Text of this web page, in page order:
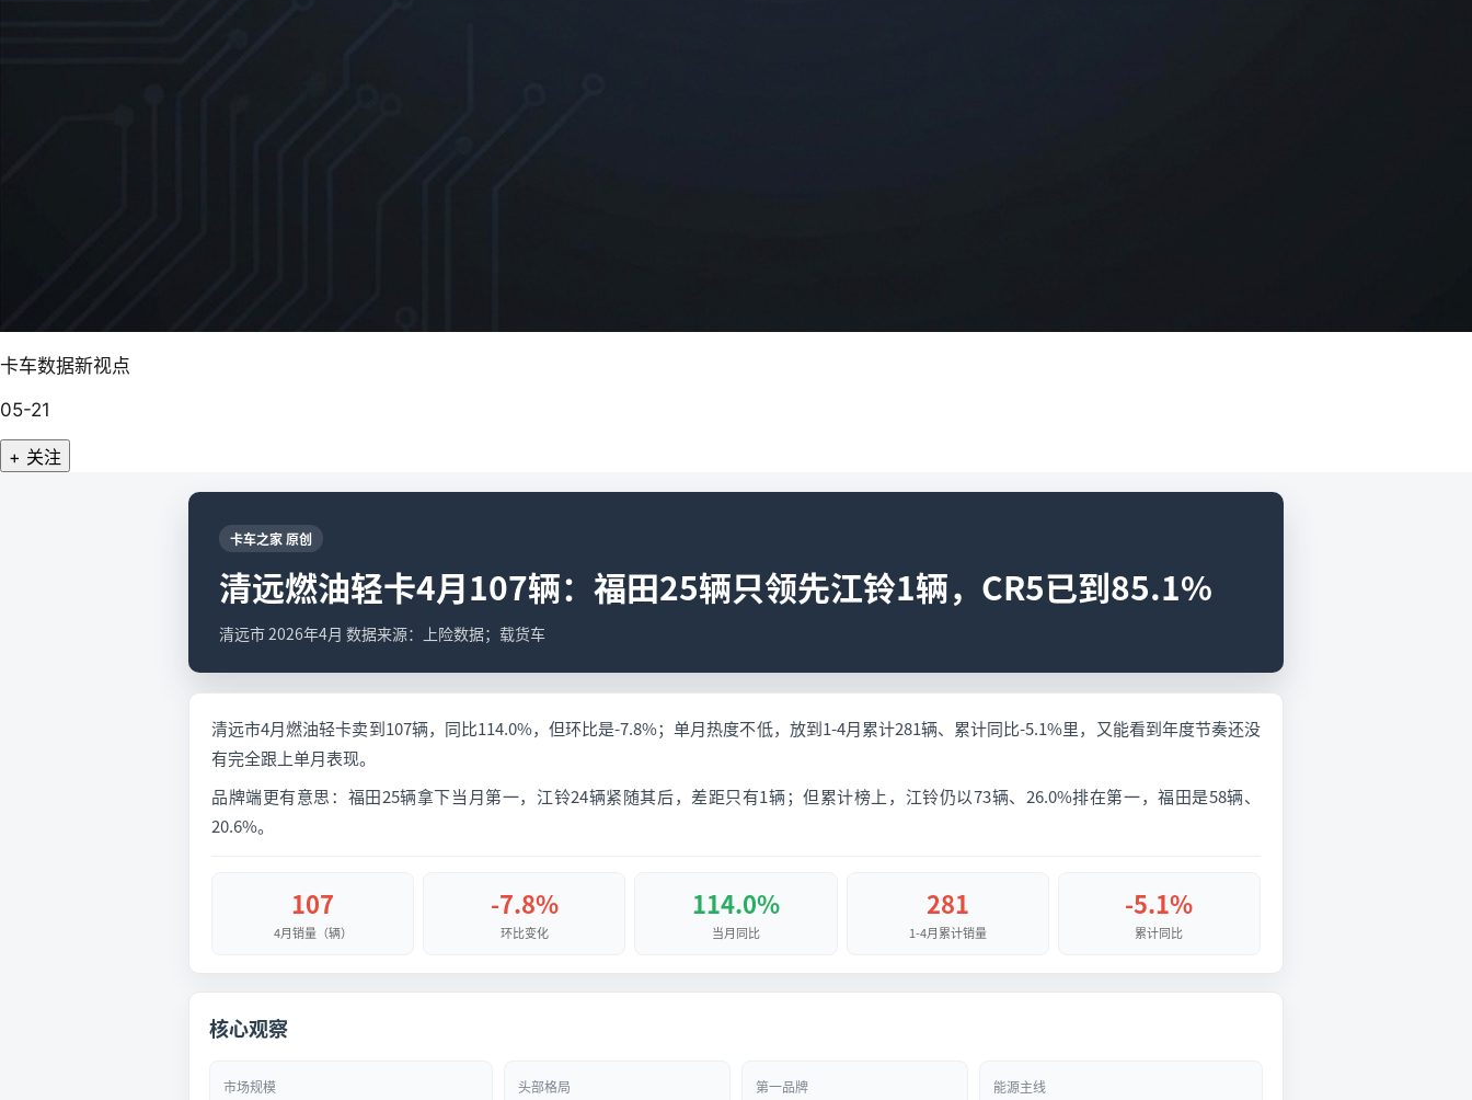
卡车数据新视点
05-21
+ 关注
卡车之家 原创
清远燃油轻卡4月107辆：福田25辆只领先江铃1辆，CR5已到85.1%
清远市 2026年4月 数据来源：上险数据；载货车
清远市4月燃油轻卡卖到107辆，同比114.0%，但环比是-7.8%；单月热度不低，放到1-4月累计281辆、累计同比-5.1%里，又能看到年度节奏还没
有完全跟上单月表现。
品牌端更有意思：福田25辆拿下当月第一，江铃24辆紧随其后，差距只有1辆；但累计榜上，江铃仍以73辆、26.0%排在第一，福田是58辆、
20.6%。
107
4月销量（辆）
-7.8%
环比变化
114.0%
当月同比
281
1-4月累计销量
-5.1%
累计同比
核心观察
市场规模 头部格局 第一品牌 能源主线